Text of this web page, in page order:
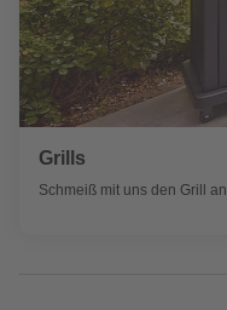
Grills
Schmeiß mit uns den Grill an